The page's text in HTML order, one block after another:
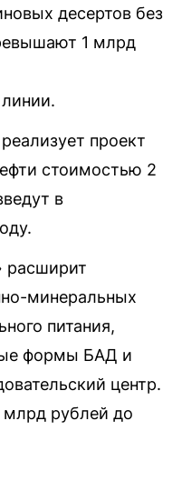
десертов без
1 млрд
проект
стоимостью 2
в
расширит
минеральных
питания,
формы БАД и
центр.
рублей до